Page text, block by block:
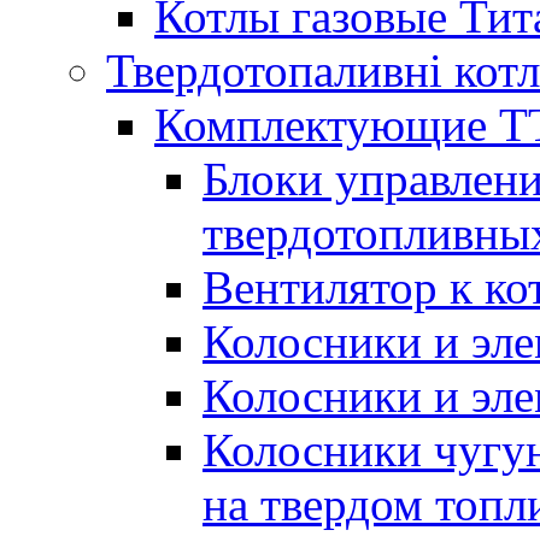
Котлы газовые
Твердотопаливні
Комплектующие
Блоки
Вентилятор к
Колосники и
Колосники и
Колосники
на твердом